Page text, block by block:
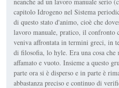
capitolo Idrogeno nel Sistema
di questo stato d'animo, cioè che
lavoro manuale, pratico, il confronto
veniva affrontata in termini greci, in
di filosofia, lo hyle. Era una cosa che
affamato e vuoto. Insieme a questo
parte ora si è disperso e in parte è
abbastanza preciso e continuo di